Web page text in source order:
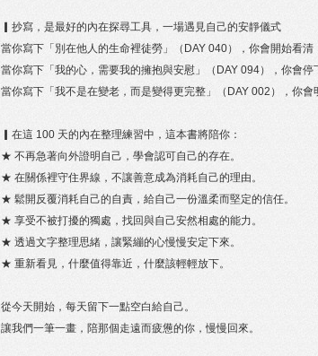
▎抄寫，是最好的內在探尋工具，一場遇見自己的安靜儀式
當你寫下「別在他人的生命裡徒勞」（DAY 040），你會開始看
當你寫下「我的心，需要我的擁抱與安慰」（DAY 094），你會
當你寫下「我不是在變老，而是變得更完整」（DAY 002），你
▎在這 100 天的內在整理練習中，這本書將陪你：
★ 不再急著向外證明自己，學會認可自己的存在。
★ 在關係裡守住界線，不讓善意成為消耗自己的理由。
★ 鬆開反覆消耗自己的自責，給自己一份溫柔而堅定的信任。
★ 享受不被打擾的獨處，找回與自己安然相處的能力。
★ 透過文字整理思緒，讓緊繃的心慢慢安定下來。
★ 重新看見，什麼值得靠近，什麼該輕輕放下。
從今天開始，每天留下一點空白給自己。
讓我們一筆一畫，陪那個走遠而疲憊的你，慢慢回來。